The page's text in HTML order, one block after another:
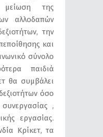
μείωση της
αλλοδαπών
την
και
σύνολο
παιδιά
θα συμβάλει
όσο
,
εργασίας.
Κρίκετ, τα